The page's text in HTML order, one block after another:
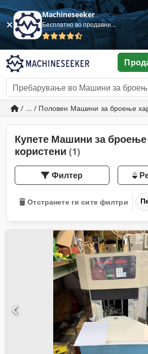
Machineseeker
Бесплатно во продавница
/ ... / Половен Машини за броење
Купете Машини за броење
користени (1)
Филтер
Отстранете ги сите филтри